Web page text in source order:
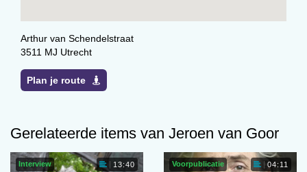
Arthur van Schendelstraat
3511 MJ Utrecht
Plan je route
Gerelateerde items van Jeroen van Goor
Interview 13:40 Voorpublicatie 04:11